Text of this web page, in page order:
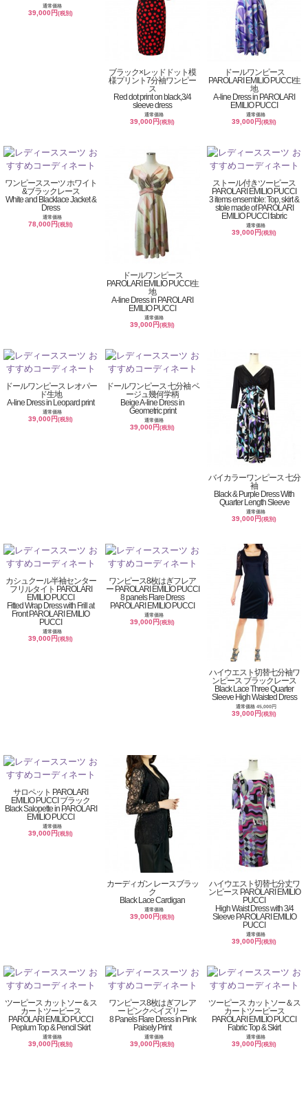
通常価格
39,000円(税別)
ブラック×レッドドット模
様プリント7分袖ワンピー
ス
Red dot print on black,3/4
sleeve dress
通常価格
39,000円(税別)
ドールワンピース
PAROLARI EMILIO PUCCI生
地
A-line Dress in PAROLARI
EMILIO PUCCI
通常価格
39,000円(税別)
ワンピーススーツ ホワイト
&ブラックレース
White and Blacklace Jacket &
Dress
通常価格
78,000円(税別)
ドールワンピース
PAROLARI EMILIO PUCCI生
地
A-line Dress in PAROLARI
EMILIO PUCCI
通常価格
39,000円(税別)
ストール付きツーピース
PAROLARI EMILIO PUCCI
3 items ensemble: Top, skirt &
stole made of PAROLARI
EMILIO PUCCI fabric
通常価格
39,000円(税別)
ドールワンピース レオパー
ド生地
A-line Dress in Leopard print
通常価格
39,000円(税別)
ドールワンピース 七分袖 ベ
ージュ幾何学柄
Beige A-line Dress in
Geometric print
通常価格
39,000円(税別)
バイカラーワンピース 七分
袖
Black & Purple Dress With
Quarter Length Sleeve
通常価格
39,000円(税別)
カシュクール半袖センター
フリルタイト PAROLARI
EMILIO PUCCI
Fitted Wrap Dress with Frill at
Front PAROLARI EMILIO
PUCCI
通常価格
39,000円(税別)
ワンピース8枚はぎフレア
ー PAROLARI EMILIO PUCCI
8 panels Flare Dress
PAROLARI EMILIO PUCCI
通常価格
39,000円(税別)
ハイウエスト切替七分袖ワ
ンピース ブラックレース
Black Lace Three Quarter
Sleeve High Waisted Dress
通常価格 45,000円
39,000円(税別)
サロペット PAROLARI
EMILIO PUCCI ブラック
Black Salopette in PAROLARI
EMILIO PUCCI
通常価格
39,000円(税別)
カーディガン レースブラッ
ク
Black Lace Cardigan
通常価格
39,000円(税別)
ハイウエスト切替七分丈ワ
ンピース PAROLARI EMILIO
PUCCI
High Waist Dress with 3/4
Sleeve PAROLARI EMILIO
PUCCI
通常価格
39,000円(税別)
ツーピース カットソー＆ス
カートツーピース
PAROLARI EMILIO PUCCI
Peplum Top & Pencil Skirt
通常価格
39,000円(税別)
ワンピース8枚はぎフレア
ー ピンクペイズリー
8 Panels Flare Dress in Pink
Paisely Print
通常価格
39,000円(税別)
ツーピース カットソー＆ス
カートツーピース
PAROLARI EMILIO PUCCI
Fabric Top & Skirt
通常価格
39,000円(税別)